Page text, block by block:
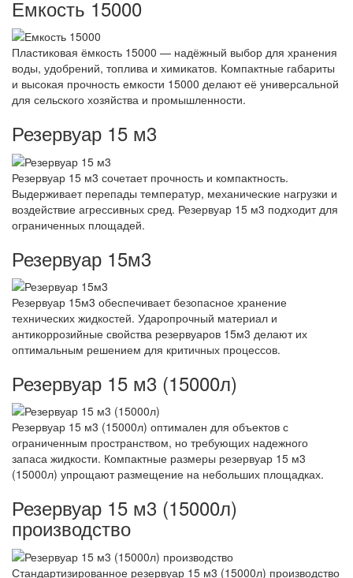
Емкость 15000
Пластиковая ёмкость 15000 — надёжный выбор для хранения
воды, удобрений, топлива и химикатов. Компактные габариты
и высокая прочность емкости 15000 делают её универсальной
для сельского хозяйства и промышленности.
Резервуар 15 м3
Резервуар 15 м3 сочетает прочность и компактность.
Выдерживает перепады температур, механические нагрузки и
воздействие агрессивных сред. Резервуар 15 м3 подходит для
ограниченных площадей.
Резервуар 15м3
Резервуар 15м3 обеспечивает безопасное хранение
технических жидкостей. Ударопрочный материал и
антикоррозийные свойства резервуаров 15м3 делают их
оптимальным решением для критичных процессов.
Резервуар 15 м3 (15000л)
Резервуар 15 м3 (15000л) оптимален для объектов с
ограниченным пространством, но требующих надежного
запаса жидкости. Компактные размеры резервуар 15 м3
(15000л) упрощают размещение на небольших площадках.
Резервуар 15 м3 (15000л)
производство
Стандартизированное резервуар 15 м3 (15000л) производство